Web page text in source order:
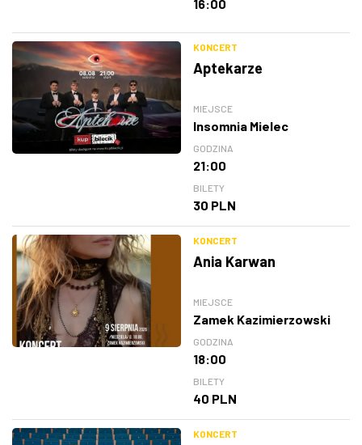
16:00
KONCERT
Aptekarze
MIEJSCE
Insomnia Mielec
GODZINA
21:00
BILETY
30 PLN
KONCERT
Ania Karwan
MIEJSCE
Zamek Kazimierzowski
GODZINA
18:00
BILETY
40 PLN
KONCERT